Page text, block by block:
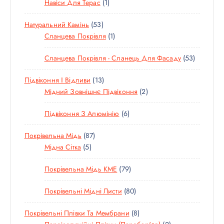
Р
В
А
О
В
А
Р
Навіси Для Терас 1
Т
В
А
Р
Натуральний Камінь 535
3
Т
О
В
А
Р
И
Сланцева Покрівля 11
Т
О
В
Р
Сланцева Покрівля - Сланець Для Фасаду 535
3
В
Р
Підвіконня І Відливи 131
3
Т
О
В
І
В
Мідний Зовнішнє Підвіконня 22
Т
В
И
Підвіконня З Алюмінію 66
Т
А
Р
І
В
Покрівельна Мідь 878
Т
О
В
А
Р
І
Мідна Сітка 55
Т
О
В
А
Р
І
Покрівельна Мідь KME 797
9
Т
О
В
Покрівельні Мідні Листи 808
0
Т
Покрівельні Плівки Та Мембрани 88